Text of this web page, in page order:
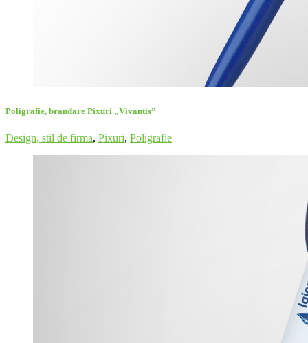
Poligrafie, brandare Pixuri „Vivantis”
Design, stil de firma, Pixuri, Poligrafie